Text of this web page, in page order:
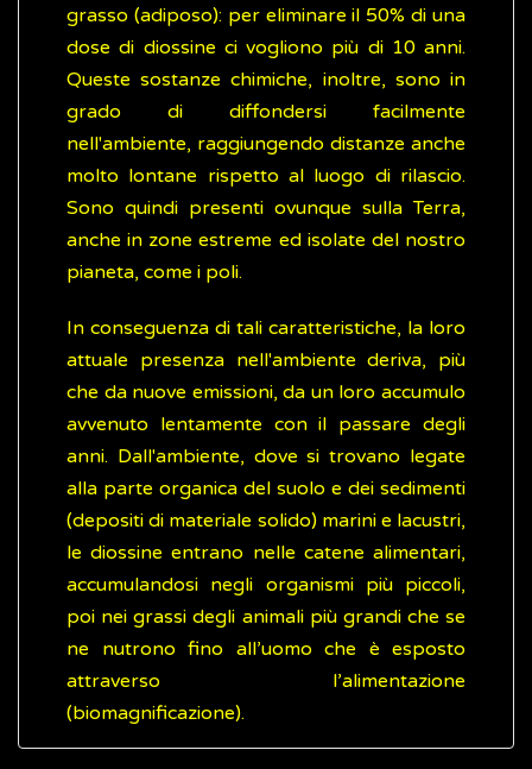
grasso (adiposo): per eliminare il 50% di una
dose di diossine ci vogliono più di 10 anni.
Queste sostanze chimiche, inoltre, sono in
grado di diffondersi facilmente
nell'ambiente, raggiungendo distanze anche
molto lontane rispetto al luogo di rilascio.
Sono quindi presenti ovunque sulla Terra,
anche in zone estreme ed isolate del nostro
pianeta, come i poli.
In conseguenza di tali caratteristiche, la loro
attuale presenza nell'ambiente deriva, più
che da nuove emissioni, da un loro accumulo
avvenuto lentamente con il passare degli
anni. Dall'ambiente, dove si trovano legate
alla parte organica del suolo e dei sedimenti
(depositi di materiale solido) marini e lacustri,
le diossine entrano nelle catene alimentari,
accumulandosi negli organismi più piccoli,
poi nei grassi degli animali più grandi che se
ne nutrono fino all’uomo che è esposto
attraverso l’alimentazione
(biomagnificazione).